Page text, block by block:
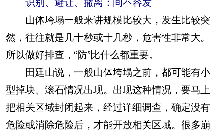
山体垮塌一般来讲规模比较大，发生比较突
然，往往就是几十秒或十几秒，危害性非常大。
所以做好排查，“防”比什么都重要。
田廷山说，一般山体垮塌之前，都可能有小
型掉块、滚石情况出现。出现这种情况，要马上
把相关区域封闭起来，经过详细调查，确定没有
危险或消除危险后，才能开放相关区域。很多崩